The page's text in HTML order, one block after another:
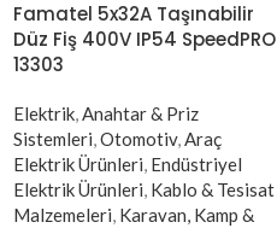
NYA kabloların güvenli, hızlı ve
düzenli şekilde bağlanmasını
sağlayan profesyonel bir bağlantı
Yaylı (vidasız) bağlantı teknolojisi
sayesinde kabloları güçlü şekilde
sabitler, gevşeme riskini ortadan
kaldırır ve yüksek iletkenlik sağlar.
Famatel 5x32A Taşınabilir
Düz Fiş 400V IP54 SpeedPRO
13303
Elektrik,Anahtar & Priz
Sistemleri,Otomotiv,Araç
Elektrik Ürünleri, Endüstriyel
Elektrik Ürünleri, Kablo & Tesisat
Malzemeleri, Karavan, Kamp &